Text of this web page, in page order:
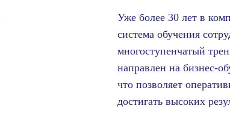
Уже более 30 лет в
система обучения
многоступенчатый
направлен на бизнес-
что позволяет
достигать высоких